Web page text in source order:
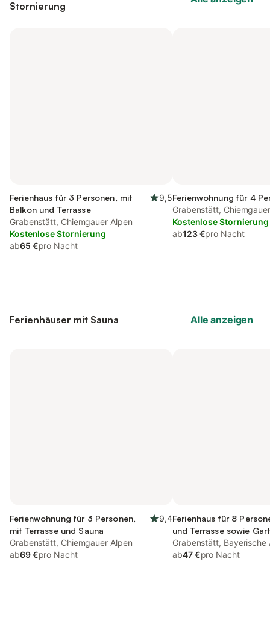
Stornierung
Ferienhaus für 3 Personen, mit
Balkon und Terrasse
9,5
Grabenstätt, Chiemgauer Alpen
Kostenlose Stornierung
ab65 €pro Nacht
Ferienwohnung für 4
Grabenstätt,
Kostenlose Stornierung
ab123 €pro Nacht
Ferienhäuser mit Sauna Alle anzeigen
Ferienwohnung für 3 Personen,
mit Terrasse und Sauna
9,4
Grabenstätt, Chiemgauer Alpen
ab69 €pro Nacht
Ferienhaus für 8
und Terrasse sowie
Grabenstätt, Bayerische
ab47 €pro Nacht